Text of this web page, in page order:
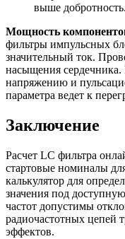
выше добротность.
Мощность
фильтры импульсных
значительный ток.
насыщения сердечника.
напряжению и
параметра ведет к
Заключение
Расчет LC фильтра
стартовые номиналы
калькулятор для
значения под
частот допустимы
радиочастотных цепей
эффектов.